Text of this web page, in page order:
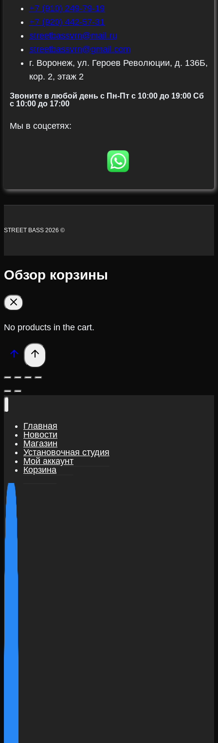
+7 (910) 249-79-19
+7 (920) 442-57-31
streetbassvrn@mail.ru
streetbassvrn@gmail.com
г. Воронеж, ул. Героев Революции, д. 136Б,
кор. 2, этаж 2
Звоните в любой день с Пн-Пт c 10:00 до 19:00 Сб
с 10:00 до 17:00
Мы в соцсетях:
STREET BASS 2026 ©
Обзор корзины
No products in the cart.
Главная
Новости
Магазин
Установочная студия
Мой аккаунт
Корзина